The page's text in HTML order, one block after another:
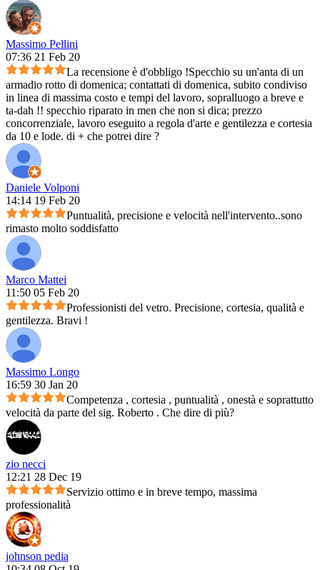
Massimo Pellini
07:36 21 Feb 20
La recensione è d'obbligo !Specchio su un'anta di un
armadio rotto di domenica; contattati di domenica, subito condiviso
in linea di massima costo e tempi del lavoro, sopralluogo a breve e
ta-dah !! specchio riparato in men che non si dica; prezzo
concorrenziale, lavoro eseguito a regola d'arte e gentilezza e cortesia
da 10 e lode. di + che potrei dire ?
Daniele Volponi
14:14 19 Feb 20
Puntualità, precisione e velocità nell'intervento..sono
rimasto molto soddisfatto
Marco Mattei
11:50 05 Feb 20
Professionisti del vetro. Precisione, cortesia, qualità e
gentilezza. Bravi !
Massimo Longo
16:59 30 Jan 20
Competenza , cortesia , puntualità , onestà e soprattutto
velocità da parte del sig. Roberto . Che dire di più?
zio necci
12:21 28 Dec 19
Servizio ottimo e in breve tempo, massima
professionalità
johnson pedia